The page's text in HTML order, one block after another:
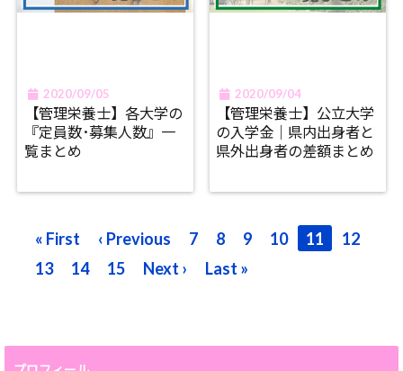
2020/09/05
【管理栄養士】各大学の
『定員数･募集人数』一
覧まとめ
2020/09/04
【管理栄養士】公立大学
の入学金｜県内出身者と
県外出身者の差額まとめ
« First ‹ Previous 7 8 9 10 11
12
13
14 15 Next › Last »